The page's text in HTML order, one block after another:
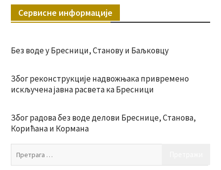
Сервисне информације
Без воде у Бресници, Станову и Баљковцу
Због реконструкције надвожњака привремено
искључена јавна расвета ка Бресници
Због радова без воде делови Бреснице, Станова,
Корићана и Кормана